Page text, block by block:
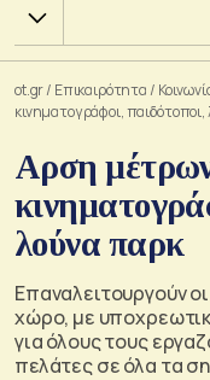
Χ.Α.
ot.gr/ Επικαιρότητα /
κινηματογράφοι,
Αρση
λούνα παρκ
Επαναλειτουργούν
χώρο, με
για όλους τους
πελάτες σε όλα τα